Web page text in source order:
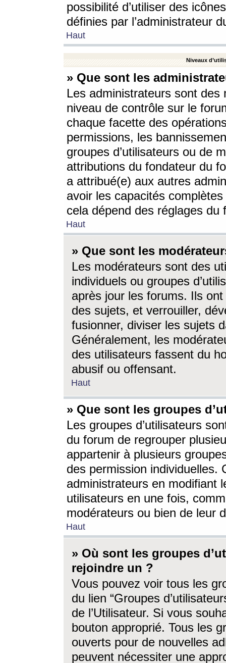
possibilité d’utiliser des
définies par l’administrateur
Haut
Niveaux
» Que sont les
Les administrateurs sont
niveau de contrôle sur le
chaque facette des
permissions, les
groupes d’utilisateurs ou de
attributions du fondateur du
a attribué(e) aux autres
avoir les capacités
cela dépend des réglages du
Haut
» Que sont les
Les modérateurs sont des
individuels ou groupes
après jour les forums. Ils ont
des sujets, et verrouiller,
fusionner, diviser les sujets
Généralement, les
des utilisateurs fassent du
abusif ou offensant.
Haut
» Que sont les groupes
Les groupes d’utilisateurs
du forum de regrouper
appartenir à plusieurs
des permission individuelles.
administrateurs en modifiant
utilisateurs en une fois,
modérateurs ou bien de leur
Haut
» Où sont les groupes
rejoindre un ?
Vous pouvez voir tous les
du lien “Groupes
de l’Utilisateur. Si vous
bouton approprié. Tous les
ouverts pour de nouvelles
peuvent nécessiter une